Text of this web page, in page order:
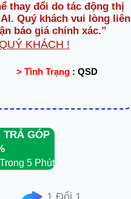
thay đổi do tác động thị
Quý khách vui lòng liên
báo giá chính xác.”
KHÁCH !
> Tình Trạng :QSD
TRẢ GÓP
5 Phút
1 Đổi 1